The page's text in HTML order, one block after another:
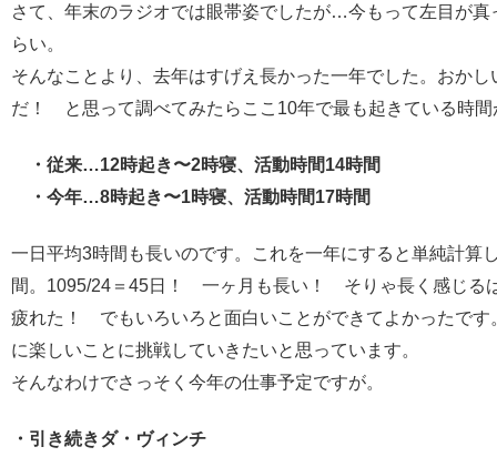
さて、年末のラジオでは眼帯姿でしたが…今もって左目が真
らい。
そんなことより、去年はすげえ長かった一年でした。おかし
だ！ と思って調べてみたらここ10年で最も起きている時間
・従来…12時起き〜2時寝、活動時間14時間
・今年…8時起き〜1時寝、活動時間17時間
一日平均3時間も長いのです。これを一年にすると単純計算
間。1095/24＝45日！ 一ヶ月も長い！ そりゃ長く感じ
疲れた！ でもいろいろと面白いことができてよかったです
に楽しいことに挑戦していきたいと思っています。
そんなわけでさっそく今年の仕事予定ですが。
・引き続きダ・ヴィンチ